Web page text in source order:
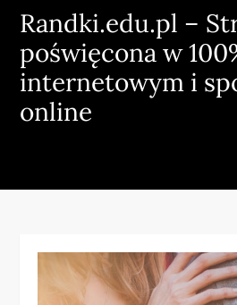
Skip
content
Randki.edu.pl –
poświęcona w
internetowym i
online